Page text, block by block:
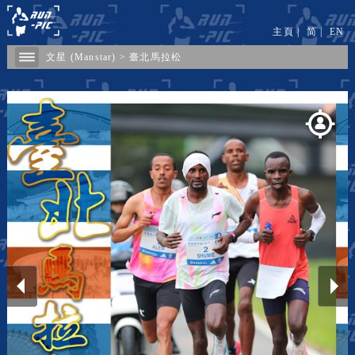
文星 (Manstar) >臺北馬拉松
主頁 | 简| EN